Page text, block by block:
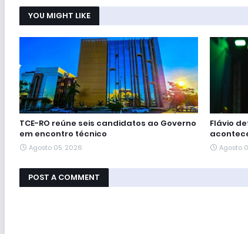
YOU MIGHT LIKE
TCE-RO reúne seis candidatos ao Governo
em encontro técnico
Agosto 05, 2026
Flávio
Agosto
POST A COMMENT